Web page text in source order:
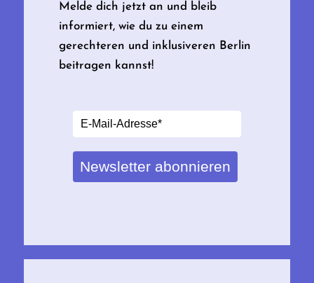
Melde dich jetzt an und bleib
informiert, wie du zu einem
gerechteren und inklusiveren Berlin
beitragen kannst!
Newsletter abonnieren